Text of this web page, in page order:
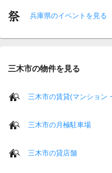
兵庫県のイベントを見る
三木市の物件を見る
三木市の賃貸(マンション
三木市の月極駐車場
三木市の貸店舗